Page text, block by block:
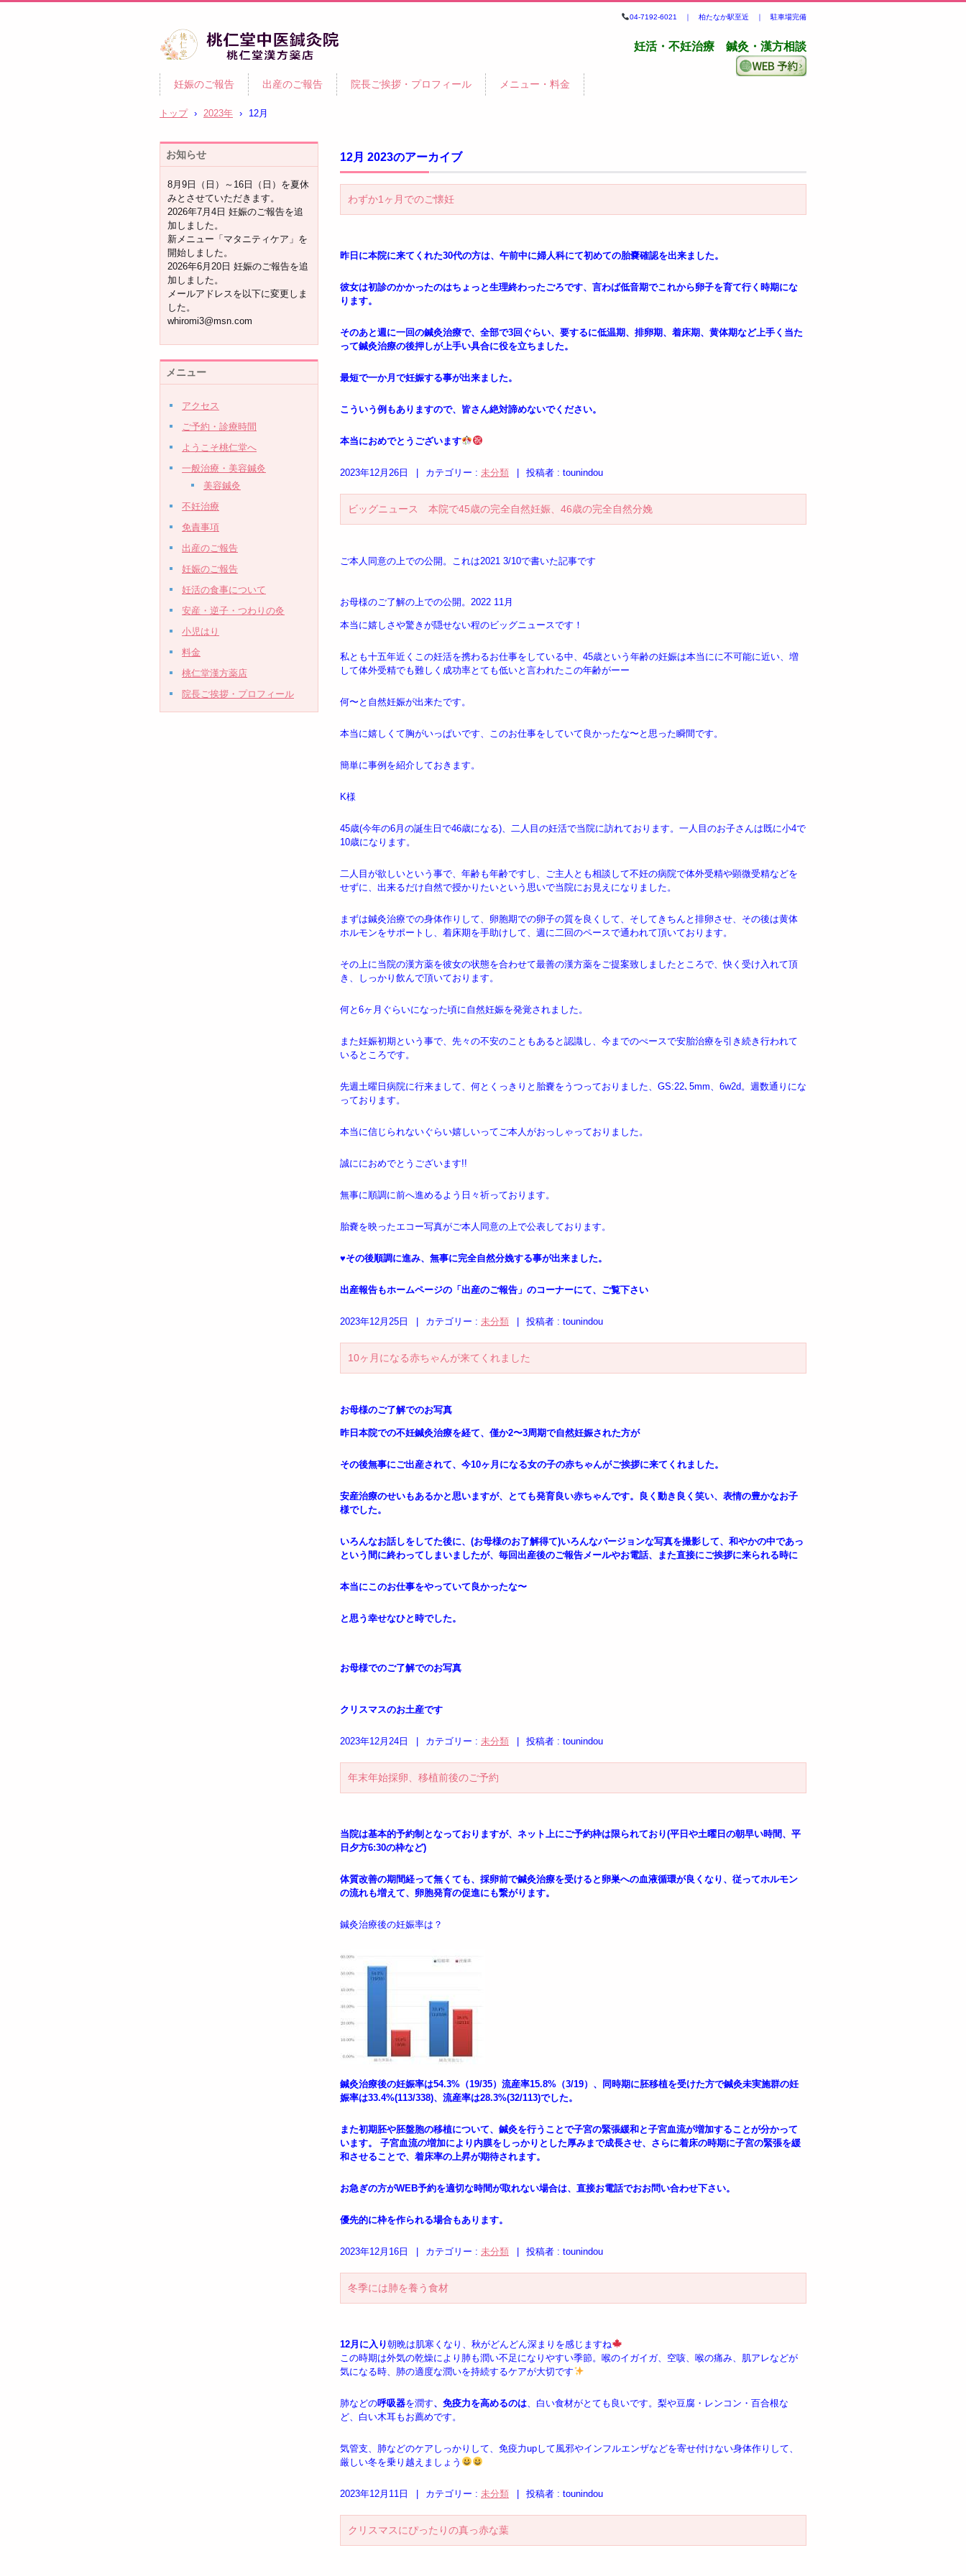
灸・漢方｜桃仁堂中医鍼灸院・
桃仁堂漢方薬店
04-7192-6021 ｜ 柏たなか駅至近 ｜ 駐車場完備
妊活・不妊治療 鍼灸・漢方相談
妊娠のご報告 出産のご報告 院長ご挨拶・プロフィール メニュー・料金
トップ › 2023年 › 12月
12月 2023のアーカイブ
わずか1ヶ月でのご懐妊
昨日に本院に来てくれた30代の方は、午前中に婦人科にて初めての胎嚢確認を出来ました。
彼女は初診のかかったのはちょっと生理終わったごろです、言わば低音期でこれから卵子を育て行く時期にな
ります。
そのあと週に一回の鍼灸治療で、全部で3回ぐらい、要するに低温期、排卵期、着床期、黄体期など上手く当た
って鍼灸治療の後押しが上手い具合に役を立ちました。
最短で一か月で妊娠する事が出来ました。
こういう例もありますので、皆さん絶対諦めないでください。
本当におめでとうございます
2023年12月26日 カテゴリー : 未分類 投稿者 : tounindou
ビッグニュース 本院で45歳の完全自然妊娠、46歳の完全自然分娩
ご本人同意の上での公開。これは2021 3/10で書いた記事です
お母様のご了解の上での公開。2022 11月
本当に嬉しさや驚きが隠せない程のビッグニュースです！
私とも十五年近くこの妊活を携わるお仕事をしている中、45歳という年齢の妊娠は本当にに不可能に近い、増
して体外受精でも難しく成功率とても低いと言われたこの年齢がーー
何〜と自然妊娠が出来たです。
本当に嬉しくて胸がいっぱいです、このお仕事をしていて良かったな〜と思った瞬間です。
簡単に事例を紹介しておきます。
K様
45歳(今年の6月の誕生日で46歳になる)、二人目の妊活で当院に訪れております。一人目のお子さんは既に小4で
10歳になります。
二人目が欲しいという事で、年齢も年齢ですし、ご主人とも相談して不妊の病院で体外受精や顕微受精などを
せずに、出来るだけ自然で授かりたいという思いで当院にお見えになりました。
まずは鍼灸治療での身体作りして、卵胞期での卵子の質を良くして、そしてきちんと排卵させ、その後は黄体
ホルモンをサポートし、着床期を手助けして、週に二回のペースで通われて頂いております。
その上に当院の漢方薬を彼女の状態を合わせて最善の漢方薬をご提案致しましたところで、快く受け入れて頂
き、しっかり飲んで頂いております。
何と6ヶ月ぐらいになった頃に自然妊娠を発覚されました。
また妊娠初期という事で、先々の不安のこともあると認識し、今までのぺースで安胎治療を引き続き行われて
いるところです。
先週土曜日病院に行来まして、何とくっきりと胎嚢をうつっておりました、GS:22､5mm、6w2d。週数通りにな
っております。
本当に信じられないぐらい嬉しいってご本人がおっしゃっておりました。
誠ににおめでとうございます!!
無事に順調に前へ進めるよう日々祈っております。
胎嚢を映ったエコー写真がご本人同意の上で公表しております。
♥️その後順調に進み、無事に完全自然分娩する事が出来ました。
出産報告もホームページの「出産のご報告」のコーナーにて、ご覧下さい
2023年12月25日 カテゴリー : 未分類 投稿者 : tounindou
10ヶ月になる赤ちゃんが来てくれました
お母様のご了解でのお写真
昨日本院での不妊鍼灸治療を経て、僅か2〜3周期で自然妊娠された方が
その後無事にご出産されて、今10ヶ月になる女の子の赤ちゃんがご挨拶に来てくれました。
安産治療のせいもあるかと思いますが、とても発育良い赤ちゃんです。良く動き良く笑い、表情の豊かなお子
様でした。
いろんなお話しをしてた後に、(お母様のお了解得て)いろんなバージョンな写真を撮影して、和やかの中であっ
という間に終わってしまいましたが、毎回出産後のご報告メールやお電話、また直接にご挨拶に来られる時に
本当にこのお仕事をやっていて良かったな〜
と思う幸せなひと時でした。
お母様でのご了解でのお写真
クリスマスのお土産です
2023年12月24日 | カテゴリー : 未分類 | 投稿者 : tounindou
年末年始採卵、移植前後のご予約
当院は基本的予約制となっておりますが、ネット上にご予約枠は限られており(平日や土曜日の朝早い時間、平
日夕方6:30の枠など)
体質改善の期間経って無くても、採卵前で鍼灸治療を受けると卵巣への血液循環が良くなり、従ってホルモン
の流れも増えて、卵胞発育の促進にも繋がります。
鍼灸治療後の妊娠率は？
鍼灸治療後の妊娠率は54.3%（19/35）流産率15.8%（3/19）、同時期に胚移植を受けた方で鍼灸未実施群の妊
娠率は33.4%(113/338)、流産率は28.3%(32/113)でした。
また初期胚や胚盤胞の移植について、鍼灸を行うことで子宮の緊張緩和と子宮血流が増加することが分かって
います。 子宮血流の増加により内膜をしっかりとした厚みまで成長させ、さらに着床の時期に子宮の緊張を緩
和させることで、着床率の上昇が期待されます。
お急ぎの方がWEB予約を適切な時間が取れない場合は、直接お電話でおお問い合わせ下さい。
優先的に枠を作られる場合もあります。
2023年12月16日 | カテゴリー : 未分類 | 投稿者 : tounindou
冬季には肺を養う食材
12月に入り朝晩は肌寒くなり、秋がどんどん深まりを感じますね
この時期は外気の乾燥により肺も潤い不足になりやすい季節。喉のイガイガ、空咳、喉の痛み、肌アレなどが
気になる時、肺の適度な潤いを持続するケアが大切です
肺などの呼吸器を潤す、免疫力を高めるのは 、白い食材がとても良いです。梨や豆腐・レンコン・百合根な
ど、白い木耳もお薦めです。
気管支、肺などのケアしっかりして、免疫力upして風邪やインフルエンザなどを寄せ付けない身体作りして、
厳しい冬を乗り越えましょう
2023年12月11日 | カテゴリー : 未分類 | 投稿者 : tounindou
クリスマスにぴったりの真っ赤な葉
お知らせ
8月9日（日）～16日（日）を夏休
みとさせていただきます。
2026年7月4日 妊娠のご報告を追
加しました。
新メニュー「マタニティケア」を
開始しました。
2026年6月20日 妊娠のご報告を追
加しました。
メールアドレスを以下に変更しま
した。
whiromi3@msn.com
メニュー
アクセス
ご予約・診療時間
ようこそ桃仁堂へ
一般治療・美容鍼灸
美容鍼灸
不妊治療
免責事項
出産のご報告
妊娠のご報告
妊活の食事について
安産・逆子・つわりの灸
小児はり
料金
桃仁堂漢方薬店
院長ご挨拶・プロフィール